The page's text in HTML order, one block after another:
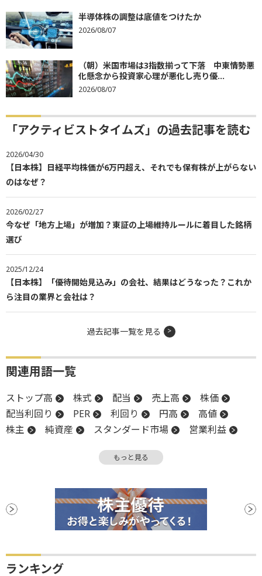
半導体株の調整は底値をつけたか
2026/08/07
（朝）米国市場は3指数揃って下落 中東情勢悪
化懸念から投資家心理が悪化し売り優...
2026/08/07
「アクティビストタイムズ」の過去記事を読む
2026/04/30
【日本株】日経平均株価が6万円超え、それでも保有株が上がらない
のはなぜ？
2026/02/27
今なぜ「地方上場」が増加？東証の上場維持ルールに着目した銘柄
選び
2025/12/24
【日本株】「優待開始見込み」の会社、結果はどうなった？これか
ら注目の業界と会社は？
過去記事一覧を見る
関連用語一覧
ストップ高 株式 配当 売上高
株価
配当利回り
PER 利回り 円高
高値
株主
純資産 スタンダード市場
営業利益
増配 PBR
もっと見る
ランキング